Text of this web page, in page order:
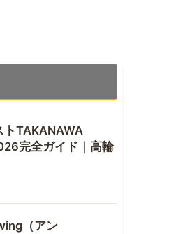
トTAKANAWA
完全ガイド｜高輪
（アン